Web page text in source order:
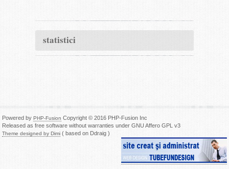
statistici
Powered by PHP-Fusion Copyright © 2016 PHP-Fusion Inc
Released as free software without warranties under GNU Affero GPL v3
Theme designed by Dimi ( based on Ddraig )